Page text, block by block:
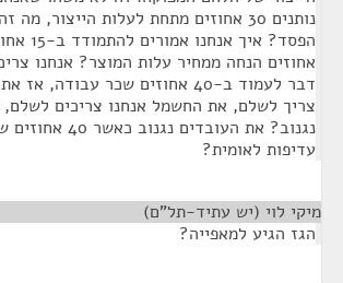
נותנים 30 אחוזים מתחת לעלות הייצור,
אחוזים הנחה ממחיר עלות המוצר? אנחנו
דבר לעמוד ב-40 אחוזים שכר עבודה,
צריך לשלם, את החשמל אנחנו צריכים
נגנוב? את העובדים
עדיפות לאומית?
מיקי לוי (יש עתיד-תל"ם)
הגז הגיע למאפייה?